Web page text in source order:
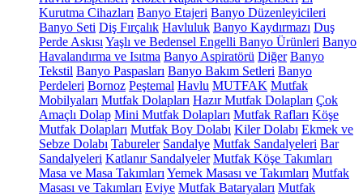
Kurutma Cihazları Banyo Etajeri Banyo Düzenleyicileri
Banyo Seti Diş Fırçalık Havluluk Banyo Kaydırmazı Duş
Perde Askısı Yaşlı ve Bedensel Engelli Banyo Ürünleri Banyo
Havalandırma ve Isıtma Banyo Aspiratörü Diğer Banyo
Tekstil Banyo Paspasları Banyo Bakım Setleri Banyo
Perdeleri Bornoz Peştemal Havlu MUTFAK Mutfak
Mobilyaları Mutfak Dolapları Hazır Mutfak Dolapları Çok
Amaçlı Dolap Mini Mutfak Dolapları Mutfak Rafları Köşe
Mutfak Dolapları Mutfak Boy Dolabı Kiler Dolabı Ekmek ve
Sebze Dolabı Tabureler Sandalye Mutfak Sandalyeleri Bar
Sandalyeleri Katlanır Sandalyeler Mutfak Köşe Takımları
Masa ve Masa Takımları Yemek Masası ve Takımları Mutfak
Masası ve Takımları Eviye Mutfak Bataryaları Mutfak